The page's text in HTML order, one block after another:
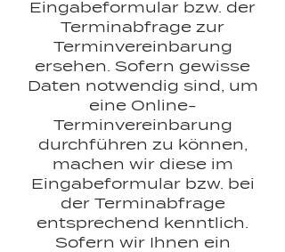
Eingabeformular bzw. der
Terminabfrage zur
Terminvereinbarung
ersehen. Sofern gewisse
Daten notwendig sind, um
eine Online-
Terminvereinbarung
durchführen zu können,
machen wir diese im
Eingabeformular bzw. bei
der Terminabfrage
entsprechend kenntlich.
Sofern wir Ihnen ein